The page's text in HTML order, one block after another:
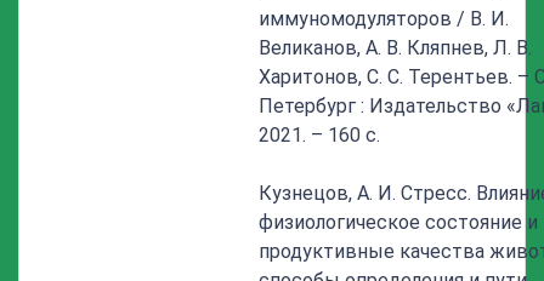
иммуномодуляторов / В. И.
Великанов, А. В. Кляпнев, Л. В.
Харитонов, С. С. Терентьев. –
Петербург : Издательство
2021. – 160 с.
Кузнецов, А. И. Стресс.
физиологическое состояние и
продуктивные качества